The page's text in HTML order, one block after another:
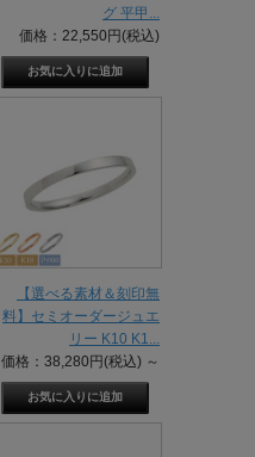
グ 平甲...
価格：22,550円(税込)
【選べる素材＆刻印無
料】セミオーダージュエ
リー K10 K1...
価格：38,280円(税込) ～